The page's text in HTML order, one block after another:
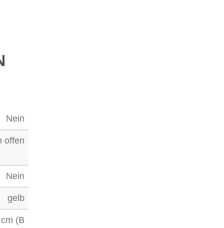
Nein
offen
Nein
gelb
(B